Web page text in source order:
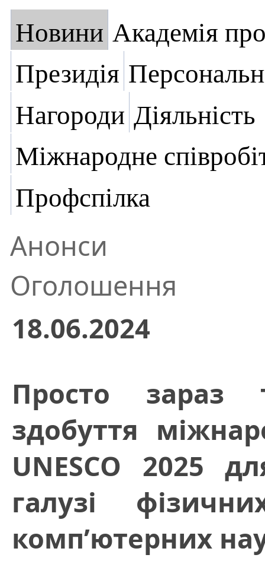
Новини Академія
Президія
Нагороди Діяльність
Міжнародне
Профспілка
Анонси
Оголошення
18.06.2024
Просто зараз
здобуття
UNESCO 2025
галузі
комп’ютерних